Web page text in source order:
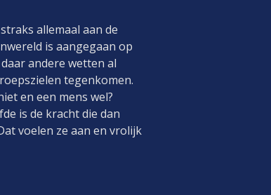
allemaal aan de
is aangegaan op
andere wetten al
tegenkomen.
en een mens wel?
is de kracht die dan
voelen ze aan en vrolijk